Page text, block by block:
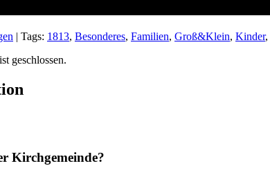
| Tags: 1813, Besonderes, Familien, Groß&Klein, Kinder,
geschlossen.
Kirchgemeinde?